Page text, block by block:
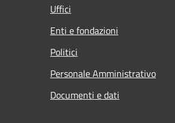
Uffici
Enti e fondazioni
Politici
Personale Amministrativo
Documenti e dati